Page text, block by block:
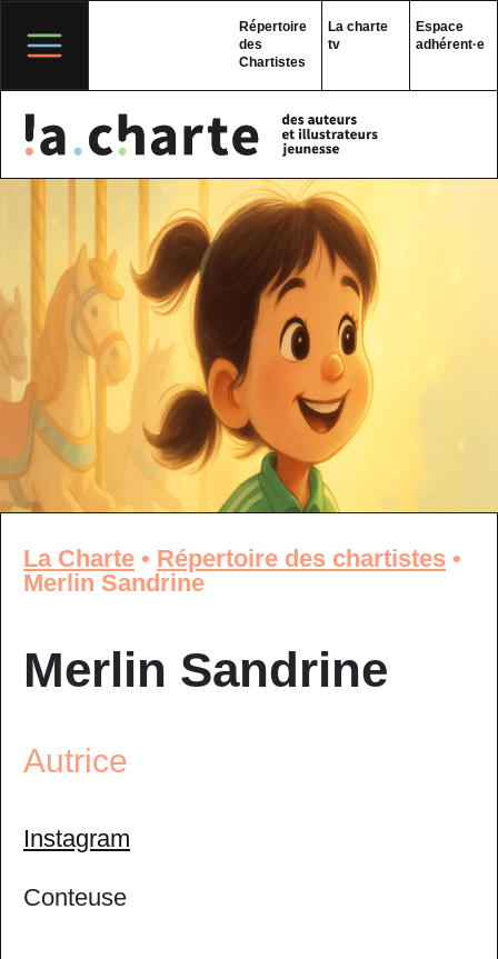
content
Répertoire
des
Chartistes
La charte
tv
Espace
adhérent·e
La Charte • Répertoire des chartistes •
Merlin Sandrine
Merlin Sandrine
Autrice
Instagram
Conteuse